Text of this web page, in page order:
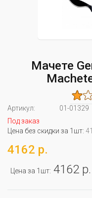
Мачете
Артикул:
01-01329
Под заказ
Цена без скидки за 1шт:
4162 р.
Цена за 1шт: 4162 р.